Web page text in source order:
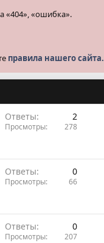
«404», «ошибка».
правила нашего сайта.
Ответы 2
Просмотры 278
Ответы 0
Просмотры 66
Ответы 0
Просмотры 207